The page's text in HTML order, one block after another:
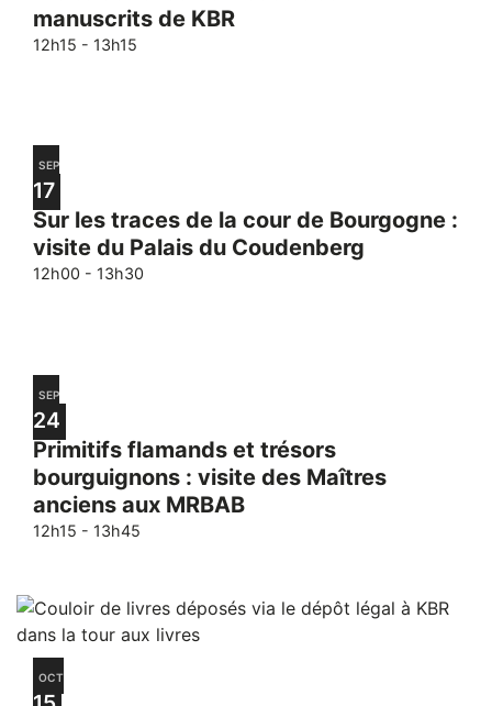
entraînera
l'actualisation
des
événements
avec
les
résultats
filtrés.
in
Photo
manuscrits de KBR
12h15 - 13h15
SEP
17
Sur les traces de la cour de Bourgogne :
visite du Palais du Coudenberg
12h00 - 13h30
SEP
24
Primitifs flamands et trésors
bourguignons : visite des Maîtres
anciens aux MRBAB
12h15 - 13h45
OCT